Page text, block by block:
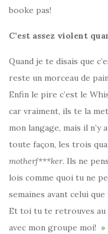
booke pas!
C’est assez violent
Quand je te disais que
reste un morceau de
Enfin le pire c’est le
car vraiment, ils te la
mon langage, mais il n’y
toute façon, les trois
motherf***ker. Ils ne
lois comme quoi tu ne
semaines avant celui
Et toi tu te retrouves
avec mon groupe moi! »